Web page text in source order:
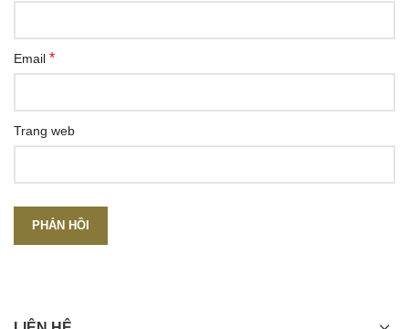
Email *
Trang web